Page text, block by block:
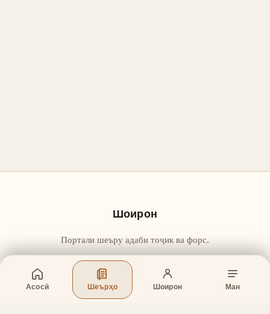
Асосӣ Шеърҳо Шоирон Ман
Шоирон
Портали шеъру адаби тоҷик ва форс.